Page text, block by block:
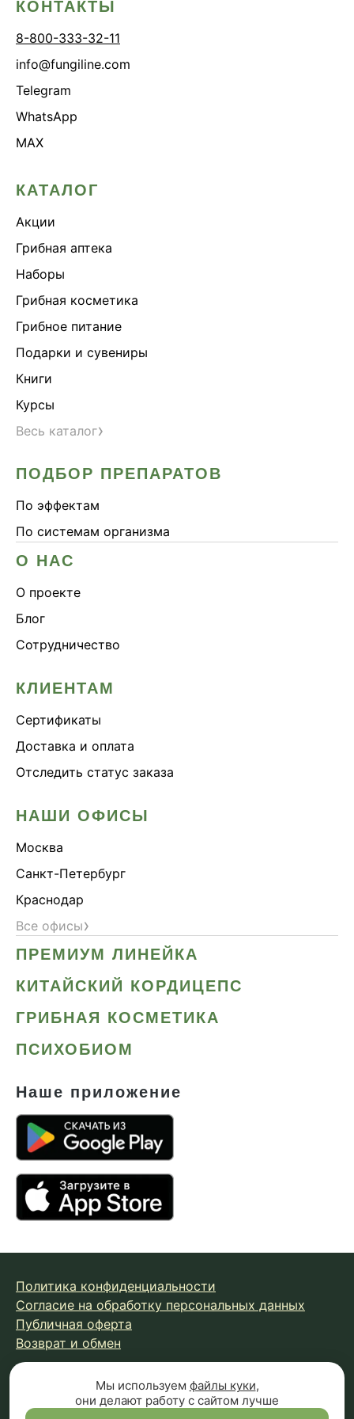
Онкопротектор
Орех чёрный
Острое зрение
Память
Поддержка иммунитета
Природный антибиотик
Пробиотики Психобиом
Продуктивность
Противовирусное
Противовоспалительное
Расторопша
СДВГ
Сердце и сосуды
Снижение веса
Снижение давления
Снижение холестерина
Спокойствие и сон
Спортивное питание
Улучшение настроения
Чистая кожа
Шлемник байкальский
Энергия и выносливость
КОНТАКТЫ
8-800-333-32-11
info@fungiline.com
Telegram
WhatsApp
MAX
КАТАЛОГ
Акции
Грибная аптека
Наборы
Грибная косметика
Грибное питание
Подарки и сувениры
Книги
Курсы
Весь каталог›
ПОДБОР ПРЕПАРАТОВ
По эффектам
По системам организма
О НАС
О проекте
Блог
Сотрудничество
КЛИЕНТАМ
Сертификаты
Доставка и оплата
Отследить статус заказа
НАШИ ОФИСЫ
Москва
Санкт-Петербург
Краснодар
Все офисы›
ПРЕМИУМ ЛИНЕЙКА
КИТАЙСКИЙ КОРДИЦЕПС
ГРИБНАЯ КОСМЕТИКА
ПСИХОБИОМ
Наше приложение
Политика конфиденциальности
Согласие на обработку персональных данных
Публичная оферта
Возврат и обмен
© 2026 Fungiline — зарегистрированная торговая марка.
Копирование материалов с сайта запрещено.
Мы используем файлы куки,
они делают работу с сайтом лучше